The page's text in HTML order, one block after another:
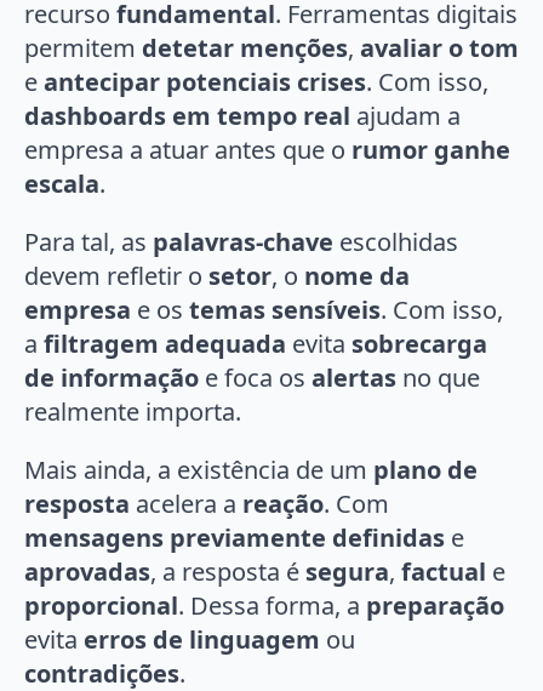
recurso fundamental. Ferramentas digitais
permitem detetar menções, avaliar o tom
eantecipar potenciais crises. Com isso,
dashboards em tempo real ajudam a
empresa a atuar antes que o rumor ganhe
escala.
Para tal, as palavras-chave escolhidas
devem refletir o setor, o nome da
empresa e os temas sensíveis. Com isso,
a filtragem adequada evita sobrecarga
de informação e foca os alertas no que
realmente importa.
Mais ainda, a existência de um plano de
resposta acelera a reação. Com
mensagens previamente definidas e
aprovadas, a resposta é segura, factual e
proporcional. Dessa forma, a preparação
evita erros de linguagem ou
contradições.